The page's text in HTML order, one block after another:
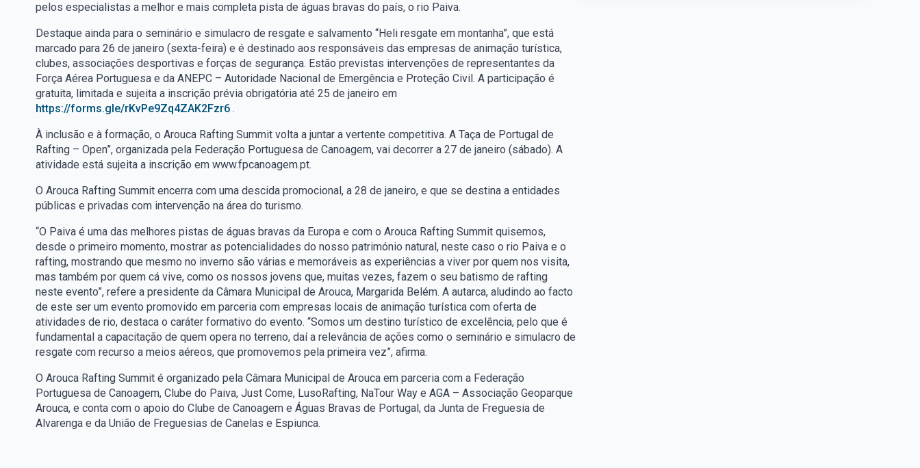
pelos especialistas a melhor e mais completa pista de águas bravas do país, o rio Paiva.
Destaque ainda para o seminário e simulacro de resgate e salvamento “Heli resgate em montanha”, que está
marcado para 26 de janeiro (sexta-feira) e é destinado aos responsáveis das empresas de animação turística,
clubes, associações desportivas e forças de segurança. Estão previstas intervenções de representantes da
Força Aérea Portuguesa e da ANEPC – Autoridade Nacional de Emergência e Proteção Civil. A participação é
gratuita, limitada e sujeita a inscrição prévia obrigatória até 25 de janeiro em
https://forms.gle/rKvPe9Zq4ZAK2Fzr6 .
À inclusão e à formação, o Arouca Rafting Summit volta a juntar a vertente competitiva. A Taça de Portugal de
Rafting – Open”, organizada pela Federação Portuguesa de Canoagem, vai decorrer a 27 de janeiro (sábado). A
atividade está sujeita a inscrição em www.fpcanoagem.pt.
O Arouca Rafting Summit encerra com uma descida promocional, a 28 de janeiro, e que se destina a entidades
públicas e privadas com intervenção na área do turismo.
“O Paiva é uma das melhores pistas de águas bravas da Europa e com o Arouca Rafting Summit quisemos,
desde o primeiro momento, mostrar as potencialidades do nosso património natural, neste caso o rio Paiva e o
rafting, mostrando que mesmo no inverno são várias e memoráveis as experiências a viver por quem nos visita,
mas também por quem cá vive, como os nossos jovens que, muitas vezes, fazem o seu batismo de rafting
neste evento”, refere a presidente da Câmara Municipal de Arouca, Margarida Belém. A autarca, aludindo ao facto
de este ser um evento promovido em parceria com empresas locais de animação turística com oferta de
atividades de rio, destaca o caráter formativo do evento. “Somos um destino turístico de excelência, pelo que é
fundamental a capacitação de quem opera no terreno, daí a relevância de ações como o seminário e simulacro de
resgate com recurso a meios aéreos, que promovemos pela primeira vez”, afirma.
O Arouca Rafting Summit é organizado pela Câmara Municipal de Arouca em parceria com a Federação
Portuguesa de Canoagem, Clube do Paiva, Just Come, LusoRafting, NaTour Way e AGA – Associação Geoparque
Arouca, e conta com o apoio do Clube de Canoagem e Águas Bravas de Portugal, da Junta de Freguesia de
Alvarenga e da União de Freguesias de Canelas e Espiunca.